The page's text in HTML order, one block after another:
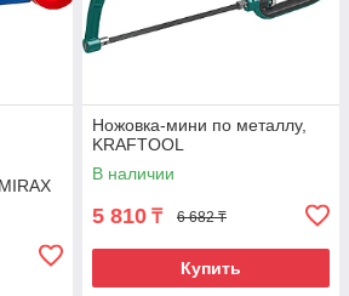
Ножовка-мини по металлу,
KRAFTOOL
В наличии
5 810 ₸ 6 682 ₸
Купить